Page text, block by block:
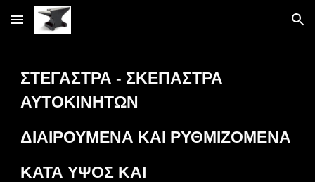
Skip to main content Skip to navigation
ΣΤΕΓΑΣΤΡΑ - ΣΚΕΠΑΣΤΡΑ
ΑΥΤΟΚΙΝΗΤΩΝ
ΔΙΑΙΡΟΥΜΕΝΑ ΚΑΙ ΡΥΘΜΙΖΟΜΕΝΑ
ΚΑΤΑ ΥΨΟΣ ΚΑΙ